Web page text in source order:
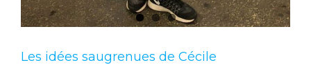
Les idées saugrenues de Cécile